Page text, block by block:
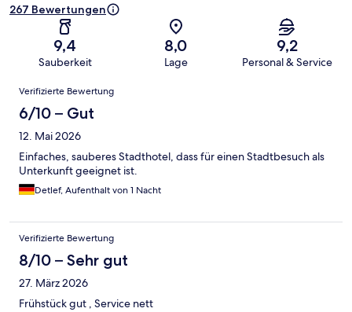
267 Bewertungen
9,4
Sauberkeit
8,0
Lage
9,2
Personal & Service
Bewertungen
Verifizierte Bewertung
6/10 – Gut
12. Mai 2026
Einfaches, sauberes Stadthotel, dass für einen Stadtbesuch als
Unterkunft geeignet ist.
Detlef, Aufenthalt von 1 Nacht
Verifizierte Bewertung
8/10 – Sehr gut
27. März 2026
Frühstück gut , Service nett